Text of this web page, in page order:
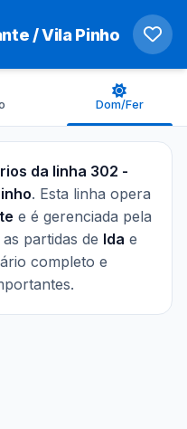
/ Vila Pinho
Dom/Fer
da linha 302 -
. Esta linha opera
e é gerenciada pela
partidas de Ida e
completo e